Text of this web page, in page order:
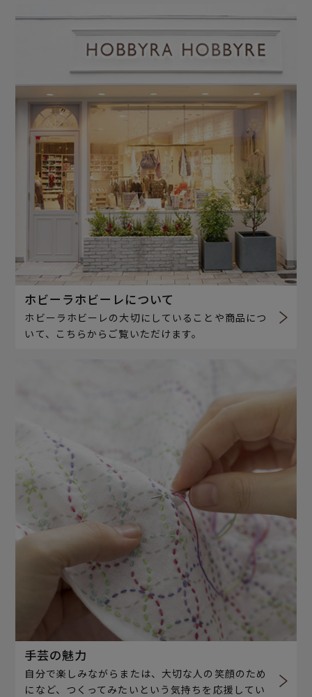
ホビーラホビーレについて
ホビーラホビーレの大切にしていることや商品につ
いて、こちらからご覧いただけます。
手芸の魅力
自分で楽しみながらまたは、大切な人の笑顔のため
になど、つくってみたいという気持ちを応援してい